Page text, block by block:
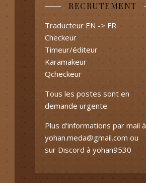
RECRUTEMENT
Traducteur EN -> FR
Checkeur
Timeur/éditeur
Karamakeur
Qcheckeur
Tous les postes sont en
demande urgente.
Plus d'informations par mail à
yohan.meda@gmail.com ou
sur Discord à yohan9530